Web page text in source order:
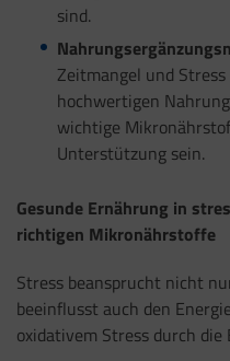
sind.
Zeitmangel und
hochwertigen
wichtige
Unterstützung sein.
Gesunde Ernährung in
richtigen Mikronährstoffe
Stress beansprucht nicht
beeinflusst auch den
oxidativem Stress durch